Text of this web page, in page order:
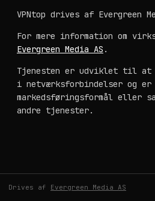
VPNtop drives af Evergreen
For mere information om
Evergreen Media AS .
Tjenesten er udviklet til at
i netværksforbindelser og
markedsføringsformål eller
andre tjenester.
Drives af Evergreen Media AS